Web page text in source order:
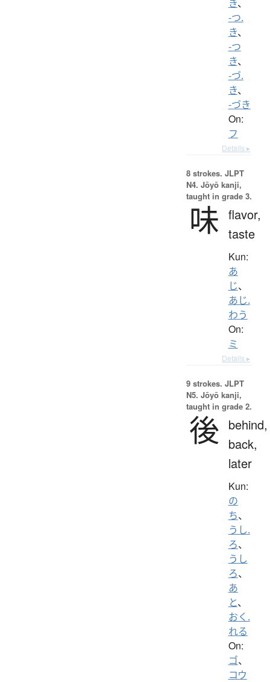
き、
-つ.
き、
-つ
き、
-づ.
き、
-づき
On:
フ
Details ▸
8 strokes. JLPT
N4. Jōyō kanji,
taught in grade 3.
味 flavor,
taste
Kun:
あ
じ、
あじ.
わう
On:
ミ
Details ▸
9 strokes. JLPT
N5. Jōyō kanji,
taught in grade 2.
後 behind,
back,
later
Kun:
の
ち、
うし.
ろ、
うし
ろ、
あ
と、
おく.
れる
On:
ゴ、
コウ